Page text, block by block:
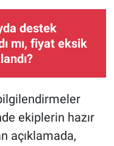
destek
mı, fiyat eksik
ekiplerin hazır
açıklamada,